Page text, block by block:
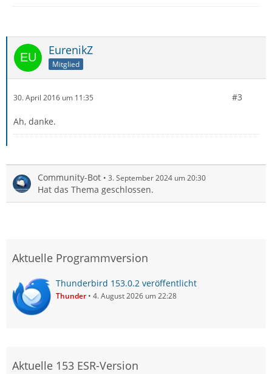
EurenikZ
Mitglied
30. April 2016 um 11:35 #3
Ah, danke.
Community-Bot 3. September 2024 um 20:30
Hat das Thema geschlossen.
Aktuelle Programmversion
Thunderbird 153.0.2 veröffentlicht
Thunder 4. August 2026 um 22:28
Aktuelle 153 ESR-Version